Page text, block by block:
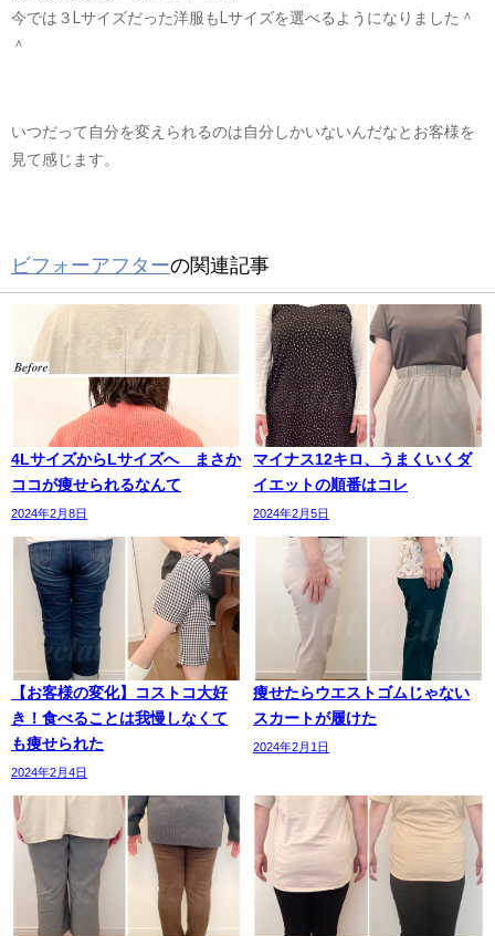
今では３Lサイズだった洋服もLサイズを選べるようになりました＾
＾
いつだって自分を変えられるのは自分しかいないんだなとお客様を
見て感じます。
ビフォーアフターの関連記事
4LサイズからLサイズへ まさか
ココが痩せられるなんて
2024年2月8日
マイナス12キロ、うまくいくダ
イエットの順番はコレ
2024年2月5日
【お客様の変化】コストコ大好
き！食べることは我慢しなくて
も痩せられた
2024年2月4日
痩せたらウエストゴムじゃない
スカートが履けた
2024年2月1日